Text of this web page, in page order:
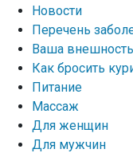
Новости
Перечень
Ваша внешность
Как бросить
Питание
Массаж
Для женщин
Для мужчин